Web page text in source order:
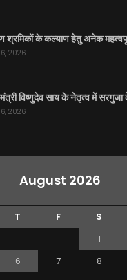
श्रमिकों के कल्याण हेतु अनेक
2026
विष्णुदेव साय के नेतृत्व में
2026
August 2026
T F S
1
6 7 8